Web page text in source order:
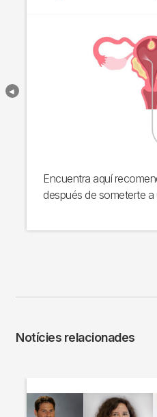
Encuentra aquí
después de someterte
Notícies relacionades